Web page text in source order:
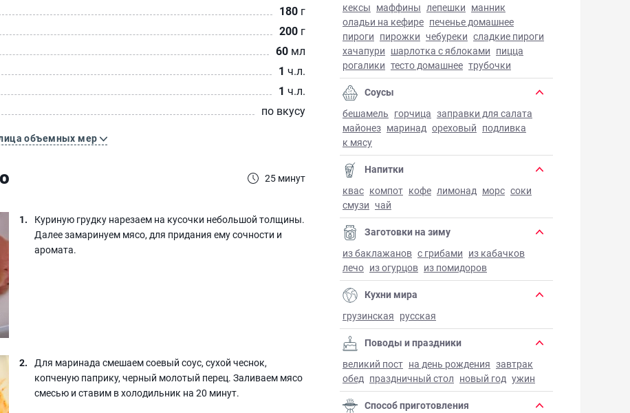
180 г
200 г
60 мл
1 ч.л.
1 ч.л.
по вкусу
объемных мер
25 минут
Куриную грудку нарезаем на кусочки небольшой толщины.
Далее замаринуем мясо, для придания ему сочности и
аромата.
Для маринада смешаем соевый соус, сухой чеснок,
копченую паприку, черный молотый перец. Заливаем мясо
смесью и ставим в холодильник на 20 минут.
кексы маффины лепешки манник
оладьи на кефире печенье домашнее
пироги пирожки чебуреки сладкие пироги
хачапури шарлотка с яблоками пицца
рогалики тесто домашнее трубочки
Соусы
бешамель горчица заправки для салата
майонез маринад ореховый подливка
к мясу
Напитки
квас компот кофе лимонад морс соки
смузи чай
Заготовки на зиму
из баклажанов с грибами из кабачков
лечо из огурцов из помидоров
Кухни мира
грузинская русская
Поводы и праздники
великий пост на день рождения завтрак
обед праздничный стол новый год ужин
Способ приготовления